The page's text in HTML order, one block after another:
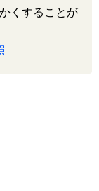
くすることが